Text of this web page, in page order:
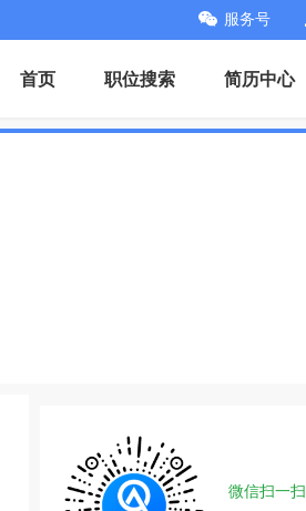
服务号
首页 职位搜索 简历中心
微信扫一扫